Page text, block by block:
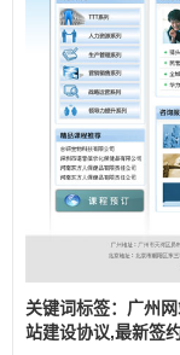
关键词标签：广州
站建设协议,最新签